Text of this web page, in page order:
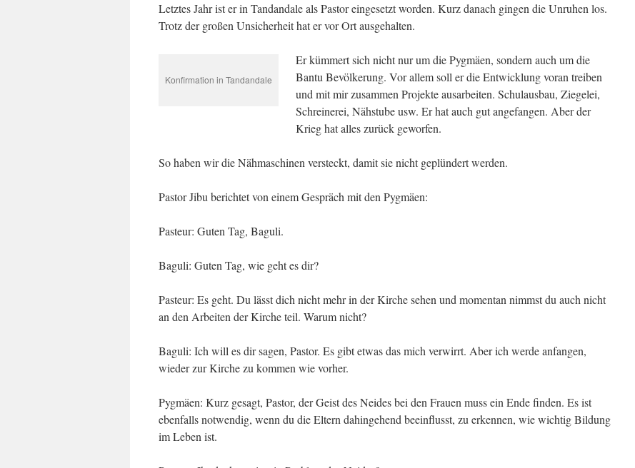
Letztes Jahr ist er in Tandan­dale als Pastor eingesetzt worden. Kurz danach gingen die Unruhen los.
Trotz der großen Unsicherheit hat er vor Ort ausgehalten.
Konfirmation in Tandandale
Er kümmert sich nicht nur um die Pygmäen, sondern auch um die
Bantu Bevölkerung. Vor allem soll er die Ent­wicklung voran treiben
und mit mir zusammen Projekte aus­arbeiten. Schulausbau, Ziegelei,
Schreinerei, Nähstube usw. Er hat auch gut ange­fangen. Aber der
Krieg hat alles zurück geworfen.
So haben wir die Nähmaschinen versteckt, damit sie nicht geplündert werden.
Pastor Jibu berichtet von einem Gespräch mit den Pygmäen:
Pasteur: Guten Tag, Baguli.
Baguli: Guten Tag, wie geht es dir?
Pasteur: Es geht. Du lässt dich nicht mehr in der Kirche sehen und momen­tan nimmst du auch nicht
an den Arbeiten der Kirche teil. Warum nicht?
Baguli: Ich will es dir sagen, Pastor. Es gibt etwas das mich verwirrt. Aber ich werde anfangen,
wieder zur Kirche zu kommen wie vorher.
Pygmäen: Kurz gesagt, Pastor, der Geist des Neides bei den Frauen muss ein Ende finden. Es ist
ebenfalls notwendig, wenn du die Eltern dahin­gehend beeinflusst, zu erkennen, wie wichtig Bildung
im Leben ist.